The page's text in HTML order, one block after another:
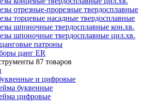
отрезные-прорезные твердосплавные
торцевые насадные твердосплавные
шпоночные твердосплавные кон.хв.
шпоночные твердосплавные цил.хв.
патроны
цанг ER
87 товаров
и цифровые
буквенные
цифровые